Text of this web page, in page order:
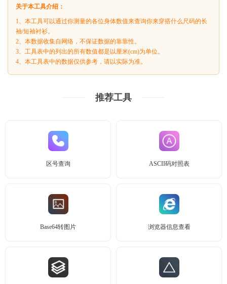
关于本工具介绍：
1、本工具可以通过你测量的各位身体数值来查询你来穿搭什么尺码的长
袖/短袖衬衫。
2、本数据收集自网络，不保证数据的靠靠性。
3、工具表中的列出的所有数值都是以厘米(cm)为单位。
4、本工具表中的数据仅供参考，请以实际为准。
推荐工具
区号查询 ASCII码对照表
Base64转图片 浏览器信息查看